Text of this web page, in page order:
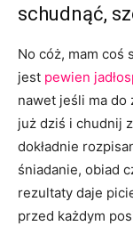
schudnąć,
No cóż, mam coś
jest pewien
nawet jeśli ma do
już dziś i chudnij
dokładnie
śniadanie, obiad
rezultaty daje
przed każdym